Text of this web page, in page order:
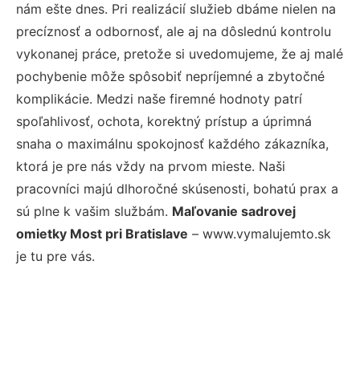
nám ešte dnes. Pri realizácií služieb dbáme nielen na
precíznosť a odbornosť, ale aj na dôslednú kontrolu
vykonanej práce, pretože si uvedomujeme, že aj malé
pochybenie môže spôsobiť nepríjemné a zbytočné
komplikácie. Medzi naše firemné hodnoty patrí
spoľahlivosť, ochota, korektný prístup a úprimná
snaha o maximálnu spokojnosť každého zákazníka,
ktorá je pre nás vždy na prvom mieste. Naši
pracovníci majú dlhoročné skúsenosti, bohatú prax a
sú plne k vašim službám. Maľovanie sadrovej
omietky Most pri Bratislave – www.vymalujemto.sk
je tu pre vás.